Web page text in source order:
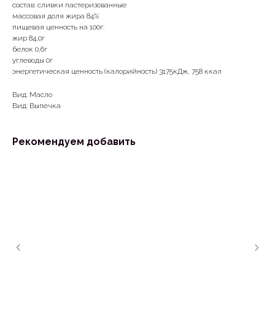
состав: сливки пастеризованные
массовая доля жира 84%
пищевая ценность на 100г:
жир 84,0г
белок 0,6г
углеводы 0г
энергетическая ценность (калорийность) 3175кДж, 758 ккал
Вид: Масло
Вид: Выпечка
Рекомендуем добавить